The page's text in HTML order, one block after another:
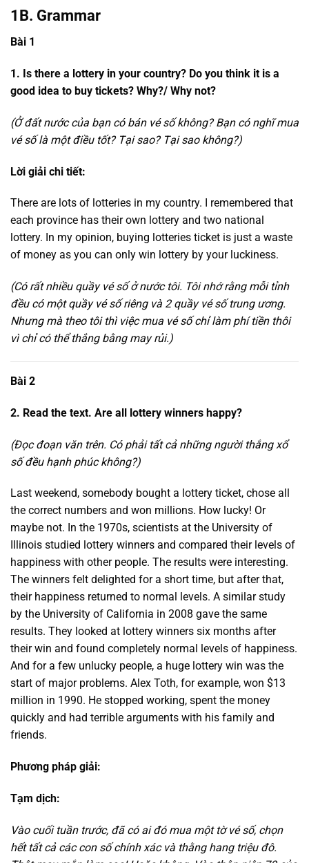
1B. Grammar
Bài 1
1. Is there a lottery in your country? Do you think it is a
good idea to buy tickets? Why?/ Why not?
(Ở đất nước của bạn có bán vé số không? Bạn có nghĩ mua
vé số là một điều tốt? Tại sao? Tại sao không?)
Lời giải chi tiết:
There are lots of lotteries in my country. I remembered that
each province has their own lottery and two national
lottery. In my opinion, buying lotteries ticket is just a waste
of money as you can only win lottery by your luckiness.
(Có rất nhiều quầy vé số ở nước tôi. Tôi nhớ rằng mỗi tỉnh
đều có một quầy vé số riêng và 2 quầy vé số trung ương.
Nhưng mà theo tôi thì việc mua vé số chỉ làm phí tiền thôi
vì chỉ có thể thắng bằng may rủi.)
Bài 2
2. Read the text. Are all lottery winners happy?
(Đọc đoạn văn trên. Có phải tất cả những người thắng xổ
số đều hạnh phúc không?)
Last weekend, somebody bought a lottery ticket, chose all
the correct numbers and won millions. How lucky! Or
maybe not. In the 1970s, scientists at the University of
Illinois studied lottery winners and compared their levels of
happiness with other people. The results were interesting.
The winners felt delighted for a short time, but after that,
their happiness returned to normal levels. A similar study
by the University of California in 2008 gave the same
results. They looked at lottery winners six months after
their win and found completely normal levels of happiness.
And for a few unlucky people, a huge lottery win was the
start of major problems. Alex Toth, for example, won $13
million in 1990. He stopped working, spent the money
quickly and had terrible arguments with his family and
friends.
Phương pháp giải:
Tạm dịch:
Vào cuối tuần trước, đã có ai đó mua một tờ vé số, chọn
hết tất cả các con số chính xác và thằng hang triệu đô.